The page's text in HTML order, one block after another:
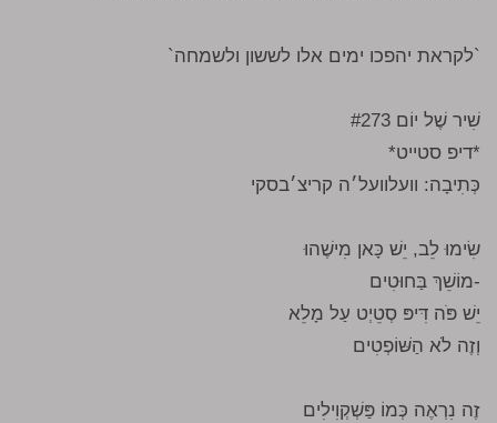
`לקראת יהפכו ימים אלו לששון ולשמחה`
שִׁיר שֶׁל יוֹם #273
*דיפ סטייט*
כְּתִיבָה: וועלוועל׳ה קריצ׳בסקי
שִׂימוּ לֵב, יֵשׁ כָּאן מִישֶׁהוּ
-מוֹשֵׁךְ בַּחוּטִים
יֵשׁ פֹּה דִּיפּ סְטֵיְט עַל מָלֵא
וְזֶה לֹא הַשּׁוֹפְטִים
זֶה נִרְאֶה כְּמוֹ פַּשְׁקְוִילִים